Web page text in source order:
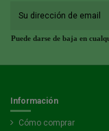
Puede darse de baja en
Información
Cómo comprar